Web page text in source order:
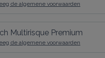
de algemene voorwaarden
Multirisque Premium
de algemene voorwaarden